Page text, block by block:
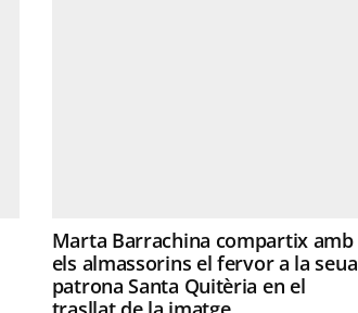
Marta Barrachina compartix amb
els almassorins el fervor a la seua
patrona Santa Quitèria en el